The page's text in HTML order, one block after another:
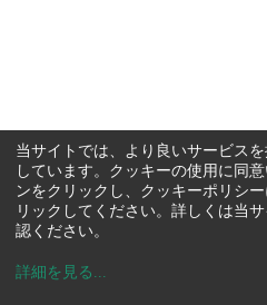
当サイトでは、より良いサービス
しています。クッキーの使用に同
ンをクリックし、クッキーポリシ
リックしてください。詳しくは当
認ください。
詳細を見る ...